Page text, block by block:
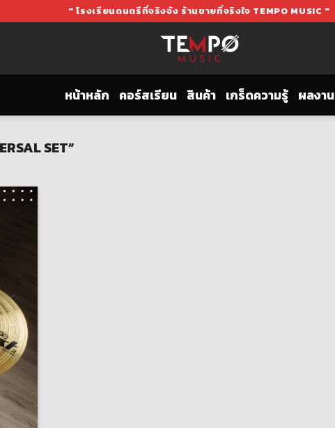
" โรงเรียนดนตรีที่จริงจัง ร้านขายที่จริงใจ TEMPO MUSIC "
หน้าหลัก คอร์สเรียน สินค้า เกร็ดความรู้ ผลงาน
SET”